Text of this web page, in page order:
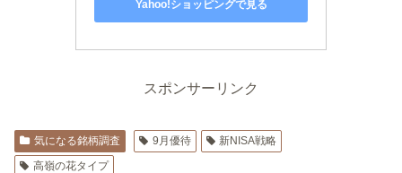
Yahoo!ショッピングで見る
スポンサーリンク
気になる銘柄調査 9月優待
新NISA戦略
高嶺の花タイプ